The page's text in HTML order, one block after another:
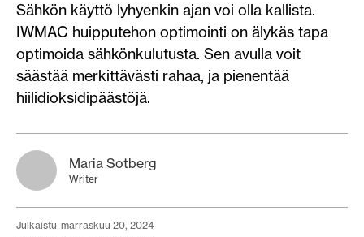
Sähkön käyttö lyhyenkin ajan voi olla kallista.
IWMAC huipputehon optimointi on älykäs tapa
optimoida sähkönkulutusta. Sen avulla voit
säästää merkittävästi rahaa, ja pienentää
hiilidioksidipäästöjä.
Maria Sotberg
Writer
julkaistu marraskuu 20, 2024